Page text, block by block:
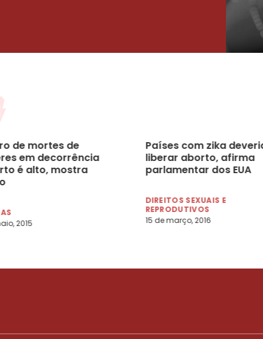
de mortes de
em decorrência
é alto, mostra
2015
Países com zika
liberar aborto, afirma
parlamentar dos EUA
DIREITOS SEXUAIS E
REPRODUTIVOS
15 de março, 2016